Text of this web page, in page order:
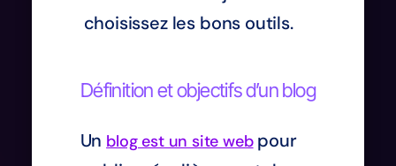
choisissez les bons outils.
Définition et objectifs d’un blog
Un blog est un site webpour